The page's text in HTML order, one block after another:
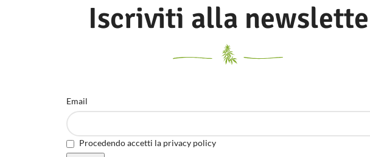
Iscriviti alla
Email
Procedendo accetti la privacy policy